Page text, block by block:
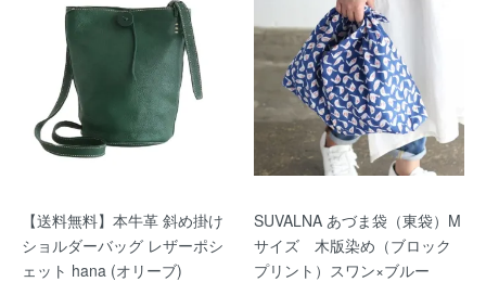
【送料無料】本牛革 斜め掛け
ショルダーバッグ レザーポシ
ェット hana (オリーブ)
SUVALNA あづま袋（東袋）M
サイズ 木版染め（ブロック
プリント）スワン×ブルー